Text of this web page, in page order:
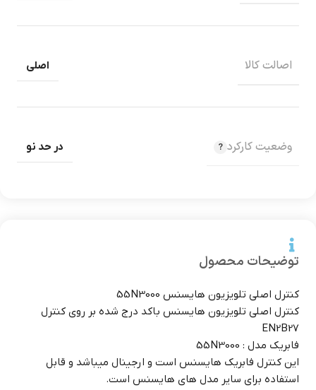
توضیحات محصول
کنترل اصلی تلویزیون هایسنس 55N3000
کنترل اصلی تلویزیون هایسنس باکد درج شده بر روی کنترل
EN2B27
فابریک مدل : 55N3000
این کنترل فابریک هایسنس است و ارجینال میباشد و قابل
استفاده برای سایر مدل های هایسنس است.
اصالت کالا اصلی
وضعیت کارکرد در حد نو